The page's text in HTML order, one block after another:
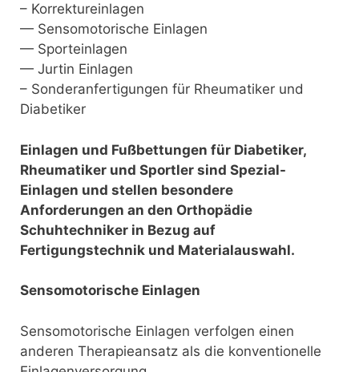
– Korrektureinlagen
— Sensomotorische Einlagen
— Sporteinlagen
— Jurtin Einlagen
– Sonderanfertigungen für Rheumatiker und
Diabetiker
Einlagen und Fußbettungen für Diabetiker,
Rheumatiker und Sportler sind Spezial-
Einlagen und stellen besondere
Anforderungen an den Orthopädie
Schuhtechniker in Bezug auf
Fertigungstechnik und Materialauswahl.
Sensomotorische Einlagen
Sensomotorische Einlagen verfolgen einen
anderen Therapieansatz als die konventionelle